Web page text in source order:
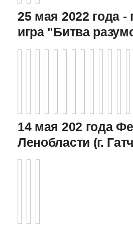
25 мая 2022 года -
игра "Битва
14 мая 202 года
Ленобласти (г.